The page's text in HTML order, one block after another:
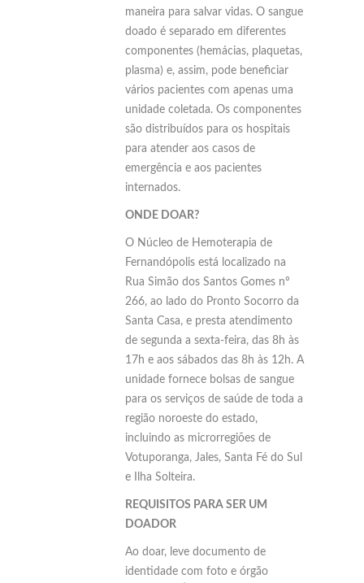
maneira para salvar vidas. O sangue
doado é separado em diferentes
componentes (hemácias, plaquetas,
plasma) e, assim, pode beneficiar
vários pacientes com apenas uma
unidade coletada. Os componentes
são distribuídos para os hospitais
para atender aos casos de
emergência e aos pacientes
internados.
ONDE DOAR?
O Núcleo de Hemoterapia de
Fernandópolis está localizado na
Rua Simão dos Santos Gomes nº
266, ao lado do Pronto Socorro da
Santa Casa, e presta atendimento
de segunda a sexta-feira, das 8h às
17h e aos sábados das 8h às 12h. A
unidade fornece bolsas de sangue
para os serviços de saúde de toda a
região noroeste do estado,
incluindo as microrregiões de
Votuporanga, Jales, Santa Fé do Sul
e Ilha Solteira.
REQUISITOS PARA SER UM
DOADOR
Ao doar, leve documento de
identidade com foto e órgão